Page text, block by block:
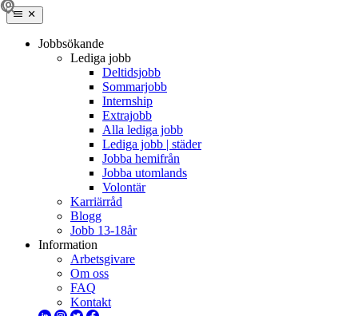
Jobbsökande
Lediga jobb
Deltidsjobb
Sommarjobb
Internship
Extrajobb
Alla lediga jobb
Lediga jobb | städer
Jobba hemifrån
Jobba utomlands
Volontär
Karriärråd
Blogg
Jobb 13-18år
Information
Arbetsgivare
Om oss
FAQ
Kontakt